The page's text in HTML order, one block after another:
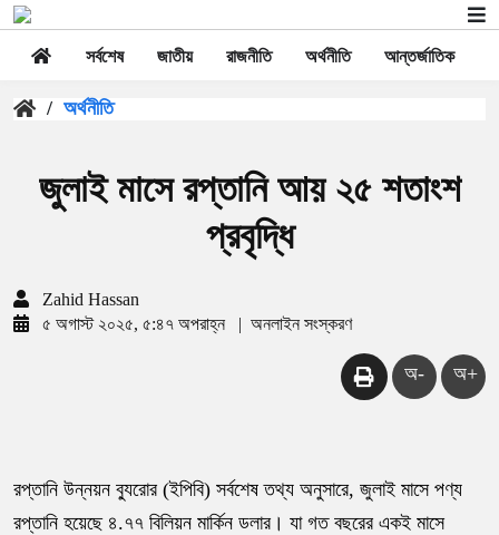
সর্বশেষ জাতীয় রাজনীতি অর্থনীতি আন্তর্জাতিক
/ অর্থনীতি
জুলাই মাসে রপ্তানি আয় ২৫ শতাংশ
প্রবৃদ্ধি
Zahid Hassan
৫ অগাস্ট ২০২৫, ৫:৪৭ অপরাহ্ন
| অনলাইন সংস্করণ
অ- অ+
রপ্তানি উন্নয়ন ব্যুরোর (ইপিবি) সর্বশেষ তথ্য অনুসারে, জুলাই মাসে পণ্য
রপ্তানি হয়েছে ৪.৭৭ বিলিয়ন মার্কিন ডলার। যা গত বছরের একই মাসে